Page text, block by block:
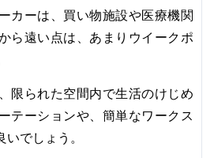
カーは、買い物施設や医療機関
ら遠い点は、あまりウイークポ
限られた空間内で生活のけじめ
テーションや、簡単なワークス
でしょう。